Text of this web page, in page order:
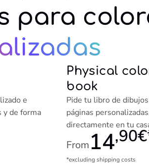
para
e
y de forma
Physical
book
Pide tu libro de
páginas
directamente en tu
From 14
*excluding shipping costs